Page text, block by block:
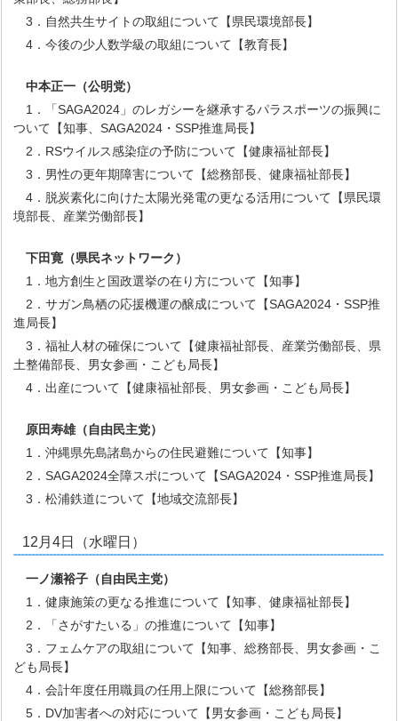
3．自然共生サイトの取組について【県民環境部長】
4．今後の少人数学級の取組について【教育長】
中本正一 （公明党）
1．「SAGA2024」のレガシーを継承するパラスポーツの振興に
ついて【知事、SAGA2024・SSP推進局長】
2．RSウイルス感染症の予防について【健康福祉部長】
3．男性の更年期障害について【総務部長、健康福祉部長】
4．脱炭素化に向けた太陽光発電の更なる活用について【県民環
境部長、産業労働部長】
下田寛 （県民ネットワーク）
1．地方創生と国政選挙の在り方について【知事】
2．サガン鳥栖の応援機運の醸成について【SAGA2024・SSP推
進局長】
3．福祉人材の確保について【健康福祉部長、産業労働部長、県
土整備部長、男女参画・こども局長】
4．出産について【健康福祉部長、男女参画・こども局長】
原田寿雄（自由民主党）
1．沖縄県先島諸島からの住民避難について【知事】
2．SAGA2024全障スポについて【SAGA2024・SSP推進局長】
3．松浦鉄道について【地域交流部長】
12月4日（水曜日）
一ノ瀬裕子 （自由民主党）
1．健康施策の更なる推進について【知事、健康福祉部長】
2．「さがすたいる」の推進について【知事】
3．フェムケアの取組について【知事、総務部長、男女参画・こ
ども局長】
4．会計年度任用職員の任用上限について【総務部長】
5．DV加害者への対応について【男女参画・こども局長】